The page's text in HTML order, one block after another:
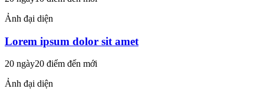
Ảnh đại diện
Lorem ipsum dolor sit amet
20 ngày20 điểm đến mới
Ảnh đại diện